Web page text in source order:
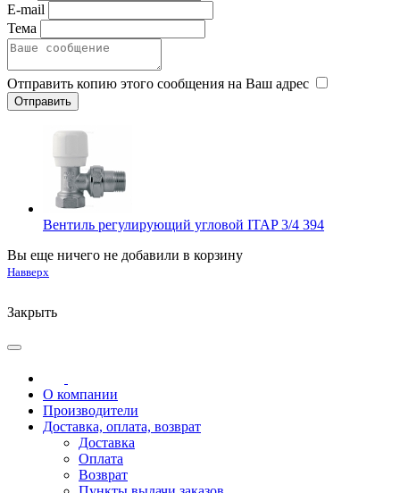
E-mail
Тема
Отправить копию этого сообщения на Ваш адрес
Вентиль регулирующий угловой ITAP 3/4 394
Вы еще ничего не добавили в корзину
Навверх
Закрыть
О компании
Производители
Доставка, оплата, возврат
Доставка
Оплата
Возврат